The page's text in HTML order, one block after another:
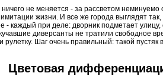
не меняется - за рассветом неминуемо
имитации жизни. И все же города выглядят
- каждый при деле: дворник подметает
диверсанты не тратили
Шаг очень правильный: такой
Цветовая